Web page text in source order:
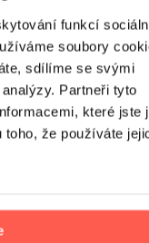
funkcí
soubory
sdílíme se svými
Partneři tyto
které jste
že používáte
439 Kč
měsíce a
Zero (Coloured